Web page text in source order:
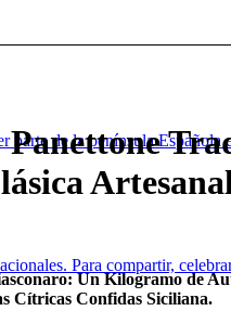
de la península Española
Para compartir,
Panettone
Un Kilogramo de
Cítricas Confidas Siciliana.